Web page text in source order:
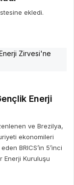
ekledi.
Enerji
ve Brezilya,
ekonomileri
BRICS’in 5’inci
Enerji Kuruluşu